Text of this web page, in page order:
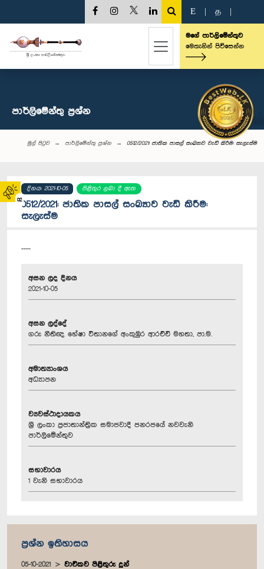
02
E த
මගේ පාර්ලිමේන්තුව
මෙතැනින් පිවිසෙන්න
පාර්ලි‌මේන්තු‌ ප්‍රශ්න
මුල් පිටුව පාර්ලි‌මේන්තු‌ ප්‍රශ්න 0512/2021: ජාතික පාසල් සංඛ්‍යාව වැඩි කිරීම: සැලැස්ම
දිනය: 2021-10-05 පිළිතුර ලබා දී ඇත
0512/2021: ජාතික පාසල් සංඛ්‍යාව වැඩි කිරීම:
සැලැස්ම
----
අසන ලද දිනය
2021-10-05
අසන ලද්දේ
ගරු නීතිඥ හේෂා විතානගේ අංකුඹුර ආරච්චි මහතා, පා.ම.
අමාත්‍යාංශය
අධ්‍යාපන
ව්‍යවස්ථාදායකය
ශ්‍රී ලංකා ප්‍රජාතාන්ත්‍රික සමාජවාදී ජනරජයේ නවවැනි
පාර්ලිමේන්තුව
සභාවාරය
1 වැනි සභාවාරය
ප්‍රශ්න ඉතිහාසය
05-10-2021 වාචිකව පිළිතුරු දුන්